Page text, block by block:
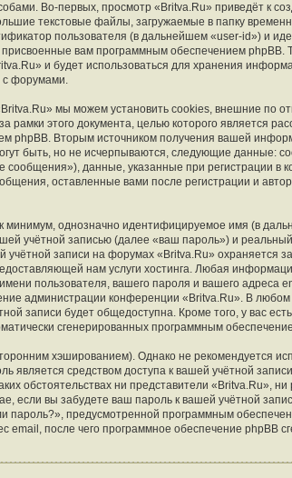
Во-первых, просмотр «Britva.Ru» приведёт к
текстовые файлы, загружаемые в папку
пользователя (в дальнейшем «user-id») и
вам программным обеспечением phpBB.
и будет использоваться для хранения
с форумами.
мы можем установить cookies, внешние по
рамки этого документа, целью которого является
phpBB. Вторым источником получения вашей
быть, но не исчерпываются, следующие данные:
данные, указанные при регистрации в
оставленные вами после регистрации и
минимум, однозначно идентифицируемое имя (в
учётной записью (далее «ваш пароль») и
записи на форумах «Britva.Ru» охраняется
нам услуги хостинга. Любая
пользователя, вашего пароля и вашего адреса
администрации конференции «Britva.Ru». В любом
записи будет общедоступна. Кроме того, у вас
сгенерированных программным
хэшированием). Однако не рекомендуется
является средством доступа к вашей учётной
обстоятельствах ни представители «Britva.Ru»,
если вы забудете ваш пароль к вашей учётной
пароль?», предусмотренной программным
email, после чего программное обеспечение phpBB